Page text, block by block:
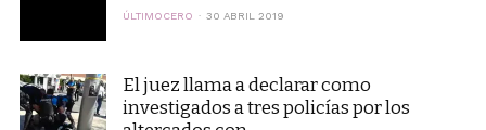
ÚLTIMOCERO 30 ABRIL 2019
El juez llama a declarar como
investigados a tres policías por los